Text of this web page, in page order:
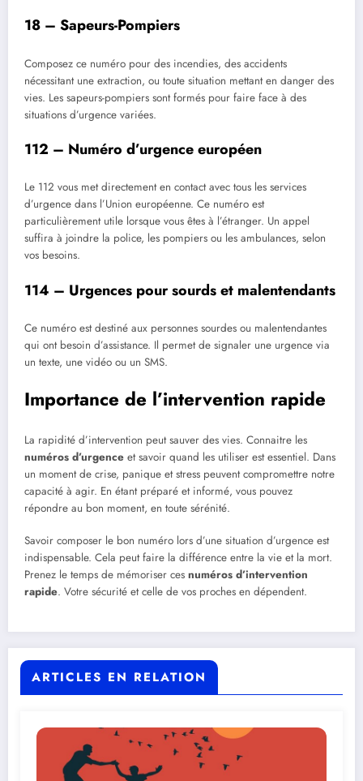
18 – Sapeurs-Pompiers
Composez ce numéro pour des incendies, des accidents
nécessitant une extraction, ou toute situation mettant en danger des
vies. Les sapeurs-pompiers sont formés pour faire face à des
situations d’urgence variées.
112 – Numéro d’urgence européen
Le 112 vous met directement en contact avec tous les services
d’urgence dans l’Union européenne. Ce numéro est
particulièrement utile lorsque vous êtes à l’étranger. Un appel
suffira à joindre la police, les pompiers ou les ambulances, selon
vos besoins.
114 – Urgences pour sourds et malentendants
Ce numéro est destiné aux personnes sourdes ou malentendantes
qui ont besoin d’assistance. Il permet de signaler une urgence via
un texte, une vidéo ou un SMS.
Importance de l’intervention rapide
La rapidité d’intervention peut sauver des vies. Connaitre les
numéros d’urgence et savoir quand les utiliser est essentiel. Dans
un moment de crise, panique et stress peuvent compromettre notre
capacité à agir. En étant préparé et informé, vous pouvez
répondre au bon moment, en toute sérénité.
Savoir composer le bon numéro lors d’une situation d’urgence est
indispensable. Cela peut faire la différence entre la vie et la mort.
Prenez le temps de mémoriser ces numéros d’intervention
rapide. Votre sécurité et celle de vos proches en dépendent.
ARTICLES EN RELATION